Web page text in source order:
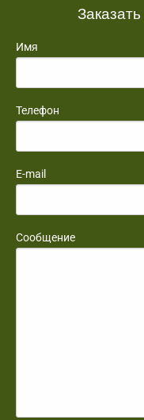
Имя
Телефон
E-mail
Сообщение